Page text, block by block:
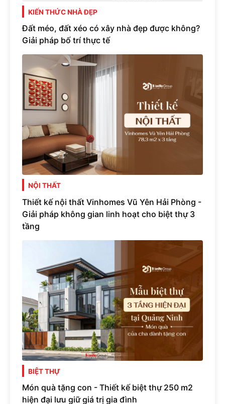
KIẾN THỨC NHÀ ĐẸP
Đất méo, đất xéo có xây nhà đẹp được không?
Giải pháp bố trí thực tế
NỘI THẤT
Thiết kế nội thất Vinhomes Vũ Yên Hải Phòng -
Giải pháp không gian linh hoạt cho biệt thự 3
tầng
BIỆT THỰ
Món quà tặng con - Thiết kế biệt thự 250 m2
hiện đại lưu giữ giá trị gia đình